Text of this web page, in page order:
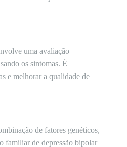
uma avaliação
os sintomas. É
e melhorar a qualidade de
de fatores genéticos,
familiar de depressão bipolar